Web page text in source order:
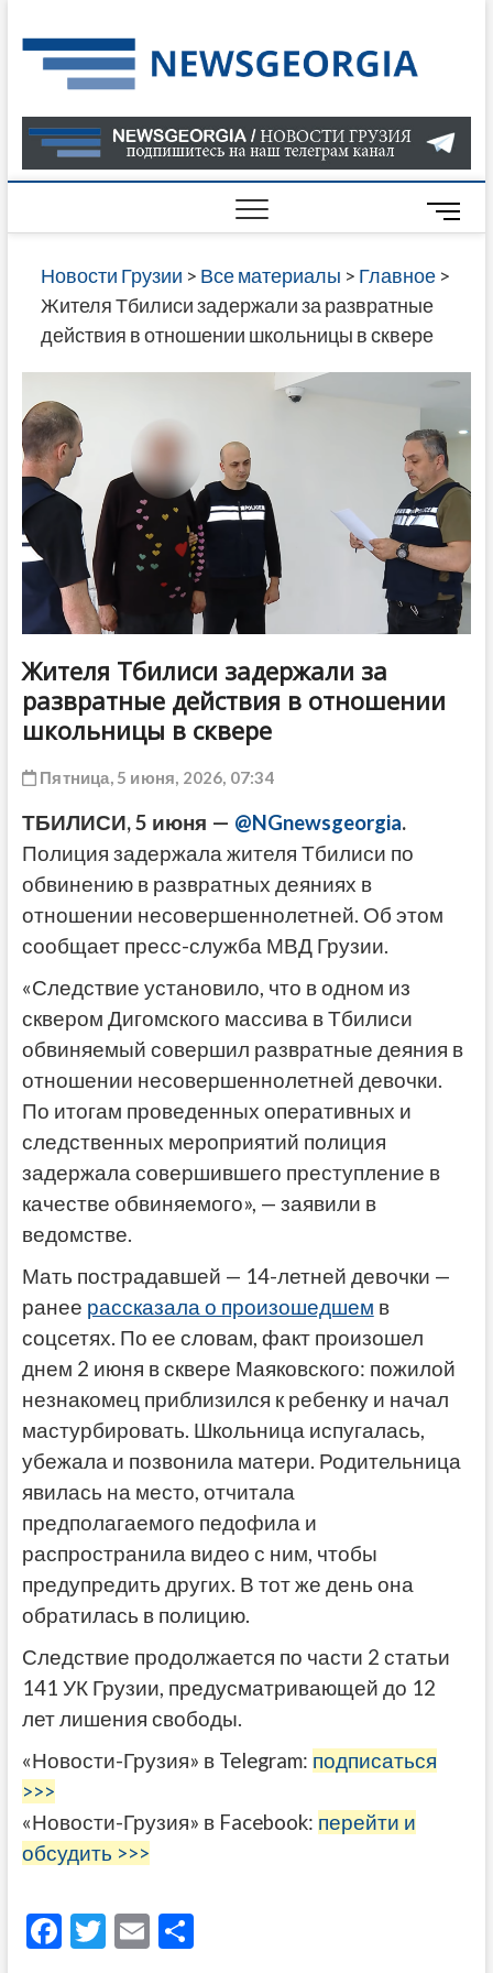
to
content
О
В
ГРУЗИИ
САЙТЕ
M
e
n
o
n
Новости Грузии > Все материалы > Главное>
Жителя Тбилиси задержали за развратные
действия в отношении школьницы в сквере
Жителя Тбилиси задержали за
развратные действия в отношении
школьницы в сквере
Пятница, 5 июня, 2026, 07:34
ТБИЛИСИ, 5 июня — @NGnewsgeorgia.
Полиция задержала жителя Тбилиси по
обвинению в развратных деяниях в
отношении несовершеннолетней. Об этом
сообщает пресс-служба МВД Грузии.
«Следствие установило, что в одном из
сквером Дигомского массива в Тбилиси
обвиняемый совершил развратные деяния в
отношении несовершеннолетней девочки.
По итогам проведенных оперативных и
следственных мероприятий полиция
задержала совершившего преступление в
качестве обвиняемого», — заявили в
ведомстве.
Мать пострадавшей — 14-летней девочки —
ранее рассказала о произошедшем в
соцсетях. По ее словам, факт произошел
днем 2 июня в сквере Маяковского: пожилой
незнакомец приблизился к ребенку и начал
мастурбировать. Школьница испугалась,
убежала и позвонила матери. Родительница
явилась на место, отчитала
предполагаемого педофила и
распространила видео с ним, чтобы
предупредить других. В тот же день она
обратилась в полицию.
Следствие продолжается по части 2 статьи
141 УК Грузии, предусматривающей до 12
лет лишения свободы.
«Новости-Грузия» в Telegram: подписаться
>>>
«Новости-Грузия» в Facebook: перейти и
обсудить >>>
F T E О